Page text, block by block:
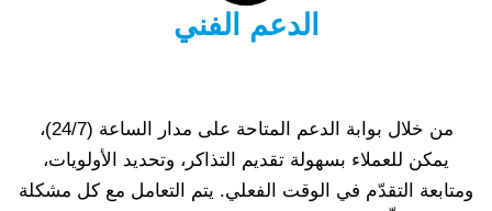
الدعم الفني
من خلال بوابة الدعم المتاحة على مدار الساعة (24/7)،
يمكن للعملاء بسهولة تقديم التذاكر، وتحديد الأولويات،
ومتابعة التقدّم في الوقت الفعلي. يتم التعامل مع كل مشكلة